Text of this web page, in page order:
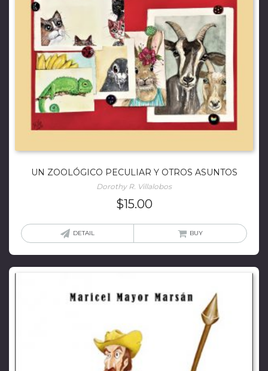
UN ZOOLÓGICO PECULIAR Y OTROS ASUNTOS
Dorothy R. Villalobos
$15.00
DETAIL BUY